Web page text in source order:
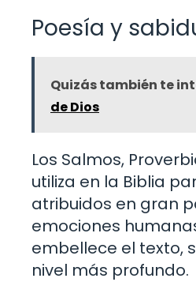
Poesía y
Quizás también te
de Dios
Los Salmos,
utiliza en la Biblia
atribuidos en gran
emociones
embellece el texto,
nivel más profundo.